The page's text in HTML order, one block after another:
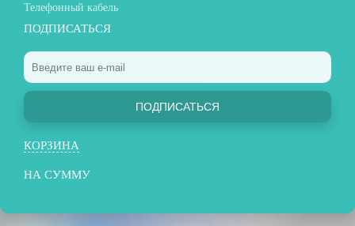
Телефонный кабель
ПОДПИСАТЬСЯ
ПОДПИСАТЬСЯ
КОРЗИНА
НА СУММУ